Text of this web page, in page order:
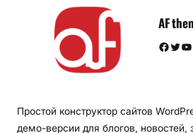
AF
Facebook Twitter YouTube
Простой конструктор сайтов
демо-версии для блогов, новостей,